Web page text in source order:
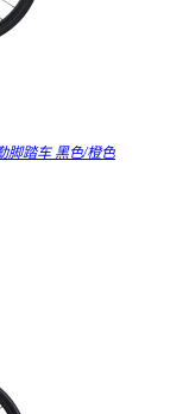
脚踏车 黑色/橙色